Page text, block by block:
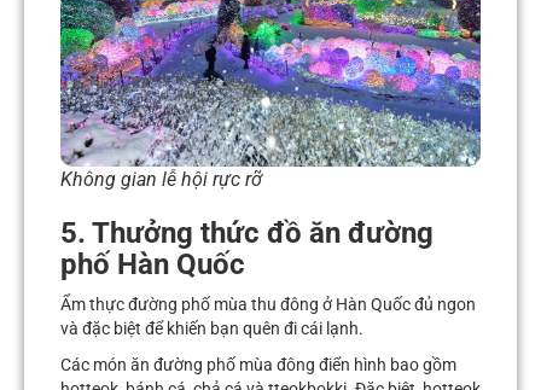
Không gian lễ hội rực rỡ
5. Thưởng thức đồ ăn đường
phố Hàn Quốc
Ẩm thực đường phố mùa thu đông ở Hàn Quốc đủ ngon
và đặc biệt để khiến bạn quên đi cái lạnh.
Các món ăn đường phố mùa đông điển hình bao gồm